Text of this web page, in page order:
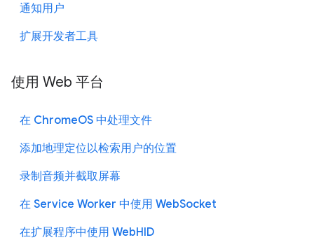
通知用户
扩展开发者工具
使用 Web 平台
在 ChromeOS 中处理文件
添加地理定位以检索用户的位置
录制音频并截取屏幕
在 Service Worker 中使用 WebSocket
在扩展程序中使用 WebHID